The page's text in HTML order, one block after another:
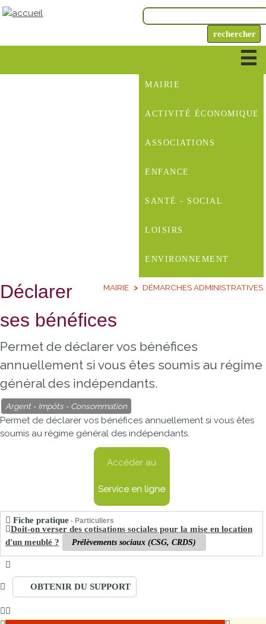
MAIRIE
ACTIVITÉ ÉCONOMIQUE
ASSOCIATIONS
ENFANCE
SANTÉ - SOCIAL
LOISIRS
ENVIRONNEMENT
MAIRIE DÉMARCHES ADMINISTRATIVES
Déclarer
ses bénéfices
Permet de déclarer vos bénéfices
annuellement si vous êtes soumis au régime
général des indépendants.
Argent - Impôts - Consommation
Permet de déclarer vos bénéfices annuellement si vous êtes
soumis au régime général des indépendants.
Accéder au
Service en ligne
Fiche pratique- Particuliers
Doit-on verser des cotisations sociales pour la mise en location
d'un meublé ?
Prélèvements sociaux (CSG, CRDS)
OBTENIR DU SUPPORT